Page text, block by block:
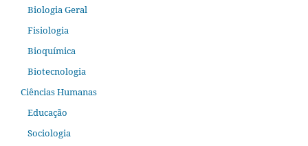
Biologia Geral
Fisiologia
Bioquímica
Biotecnologia
Ciências Humanas
Educação
Sociologia